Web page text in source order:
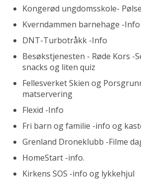
Kongerød ungdomsskole-
Kverndammen barnehage -Info
DNT-Turbotråkk -Info
Besøkstjenesten - Røde Kors -
snacks og liten quiz
Fellesverket Skien og
matservering
Flexid -Info
Fri barn og familie -info og
Grenland Droneklubb -Filme
HomeStart -info.
Kirkens SOS -info og lykkehjul